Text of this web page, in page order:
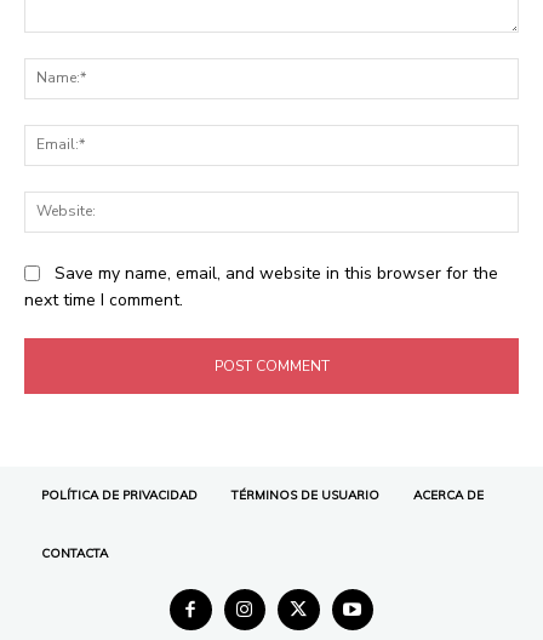
POLÍTICA DE PRIVACIDAD TÉRMINOS DE USUARIO ACERCA DE
CONTACTA